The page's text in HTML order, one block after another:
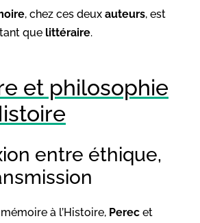
, chez ces deux auteurs, est
que littéraire.
et philosophie
entre éthique,
à l’Histoire, Perec et